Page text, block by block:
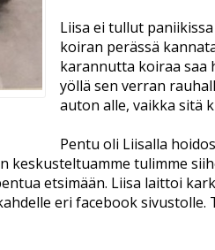
Liisa ei tullut
koiran perässä
karannutta koiraa saa
yöllä sen verran
auton alle, vaikka sitä
Pentu oli Liisalla
keskusteltuamme tulimme
etsimään. Liisa laittoi
eri facebook